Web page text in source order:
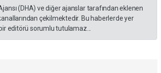
(DHA) ve diğer ajanslar tarafından eklenen
çekilmektedir. Bu haberlerde yer
editörü sorumlu tutulamaz...